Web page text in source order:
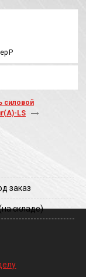
Р
силовой
LS
заказ
складе)